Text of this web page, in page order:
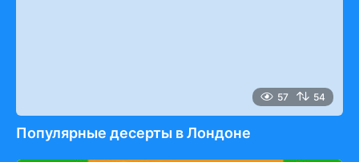
57 54
Популярные десерты в Лондоне